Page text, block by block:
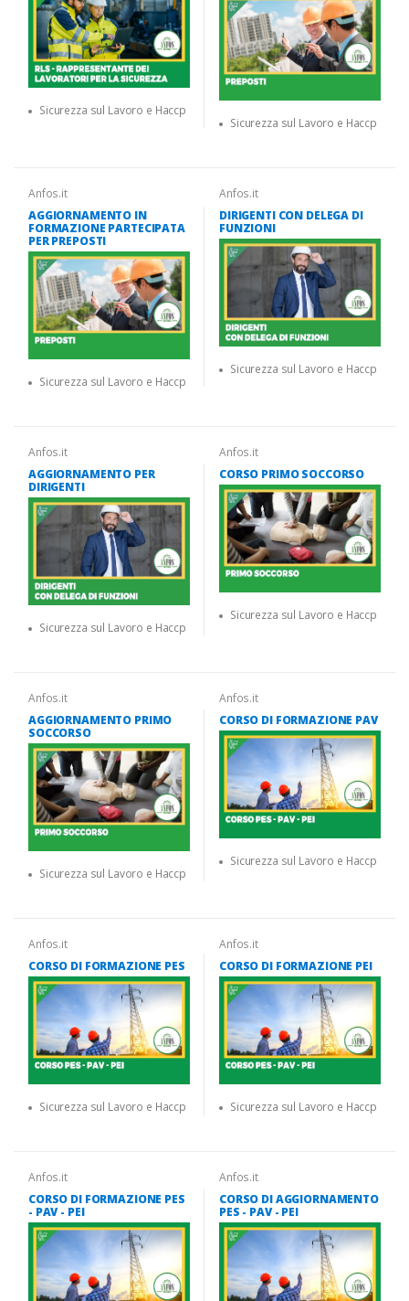
Sicurezza sul Lavoro e Haccp
Sicurezza sul Lavoro e Haccp
Anfos.it
AGGIORNAMENTO IN
FORMAZIONE PARTECIPATA
PER PREPOSTI
Sicurezza sul Lavoro e Haccp
Anfos.it
DIRIGENTI CON DELEGA DI
FUNZIONI
Sicurezza sul Lavoro e Haccp
Anfos.it
AGGIORNAMENTO PER
DIRIGENTI
Sicurezza sul Lavoro e Haccp
Anfos.it
CORSO PRIMO SOCCORSO
Sicurezza sul Lavoro e Haccp
Anfos.it
AGGIORNAMENTO PRIMO
SOCCORSO
Sicurezza sul Lavoro e Haccp
Anfos.it
CORSO DI FORMAZIONE PAV
Sicurezza sul Lavoro e Haccp
Anfos.it
CORSO DI FORMAZIONE PES
Sicurezza sul Lavoro e Haccp
Anfos.it
CORSO DI FORMAZIONE PEI
Sicurezza sul Lavoro e Haccp
Anfos.it
CORSO DI FORMAZIONE PES
- PAV - PEI
Anfos.it
CORSO DI AGGIORNAMENTO
PES - PAV - PEI